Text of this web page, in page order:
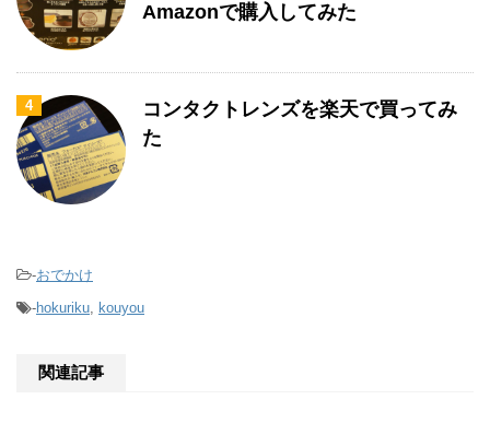
Amazonで購入してみた
4
コンタクトレンズを楽天で買ってみ
た
-おでかけ
-hokuriku, kouyou
関連記事